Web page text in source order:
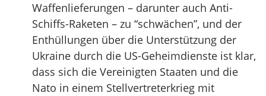
Waffenlieferungen – darunter auch Anti-
Schiffs-Raketen – zu “schwächen”, und der
Enthüllungen über die Unterstützung der
Ukraine durch die US-Geheimdienste ist klar,
dass sich die Vereinigten Staaten und die
Nato in einem Stellvertreterkrieg mit